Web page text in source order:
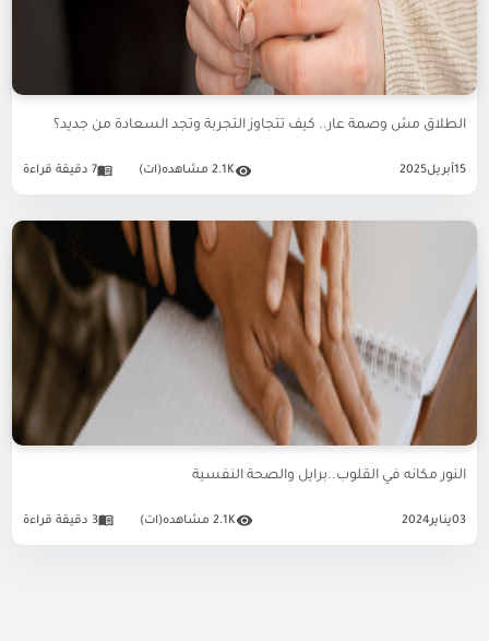
الطلاق مش وصمة عار.. كيف تتجاوز التجربة وتجد السعادة من جديد؟
15أبريل2025 2.1K مشاهده(ات) 7 دقيقة قراءة
النور مكانه في القلوب..برايل والصحة النفسية
03يناير2024 2.1K مشاهده(ات) 3 دقيقة قراءة